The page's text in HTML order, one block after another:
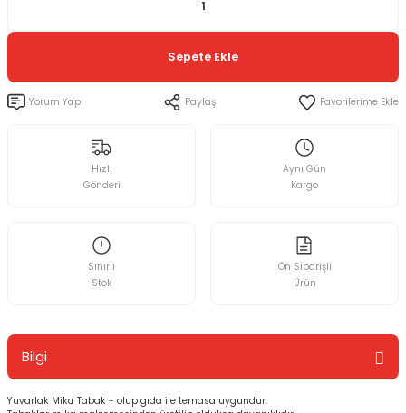
Sepete Ekle
Yorum Yap Paylaş
Hızlı
Gönderi
Aynı Gün
Kargo
Sınırlı
Stok
Ön Siparişli
Ürün
Bilgi
Yuvarlak Mika Tabak - olup gıda ile temasa uygundur.